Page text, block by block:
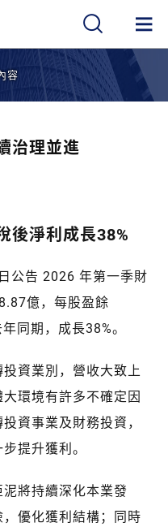
容
治理並進
淨利成長38%
公告 2026 年第一季財
億，每股盈餘
同期，成長38%。
資業別，營收大致上
環境有許多不確定因
資事業及財務投資，
提升獲利。
將持續深化本業發
優化獲利結構；同時